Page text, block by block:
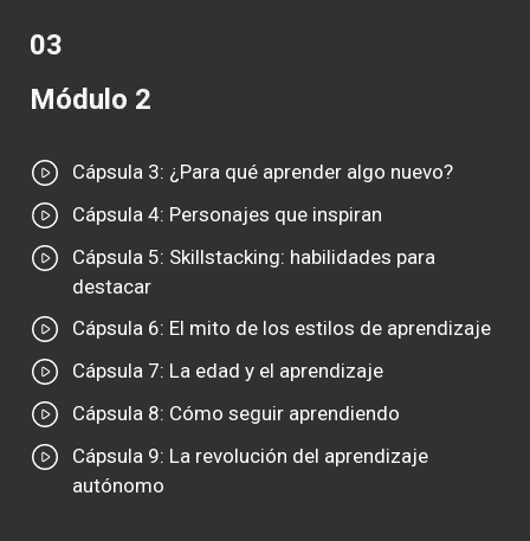
03
Módulo 2
Cápsula 3: ¿Para qué aprender algo nuevo?
Cápsula 4: Personajes que inspiran
Cápsula 5: Skillstacking: habilidades para
destacar
Cápsula 6: El mito de los estilos de aprendizaje
Cápsula 7: La edad y el aprendizaje
Cápsula 8: Cómo seguir aprendiendo
Cápsula 9: La revolución del aprendizaje
autónomo